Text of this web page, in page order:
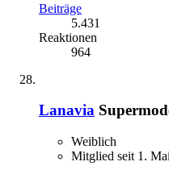
Beiträge
5.431
Reaktionen
964
Lanavia
Weiblich
Mitglied seit 1.